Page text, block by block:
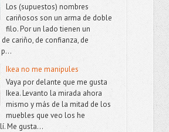
Los (supuestos) nombres
cariñosos son un arma de doble
filo. Por un lado tienen un
cariño, de confianza, de
Ikea no me manipules
Vaya por delante que me gusta
Ikea. Levanto la mirada ahora
mismo y más de la mitad de los
muebles que veo los he
Me gusta...